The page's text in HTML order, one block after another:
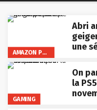
AMAZON PRIME VIDEO
Abri
une
GAMING
On
la